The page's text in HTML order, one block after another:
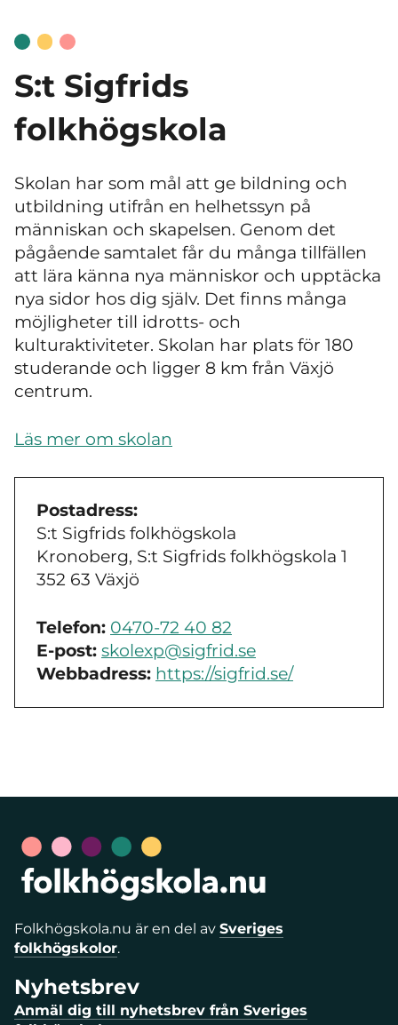
S:t Sigfrids
folkhögskola
Skolan har som mål att ge bildning och
utbildning utifrån en helhetssyn på
människan och skapelsen. Genom det
pågående samtalet får du många tillfällen
att lära känna nya människor och upptäcka
nya sidor hos dig själv. Det finns många
möjligheter till idrotts- och
kulturaktiviteter. Skolan har plats för 180
studerande och ligger 8 km från Växjö
centrum.
Läs mer om skolan
Postadress:
S:t Sigfrids folkhögskola
Kronoberg, S:t Sigfrids folkhögskola 1
352 63 Växjö
Telefon: 0470-72 40 82
E-post: skolexp@sigfrid.se
Webbadress: https://sigfrid.se/
Folkhögskola.nu är en del av Sveriges
folkhögskolor.
Nyhetsbrev
Anmäl dig till nyhetsbrev från Sveriges